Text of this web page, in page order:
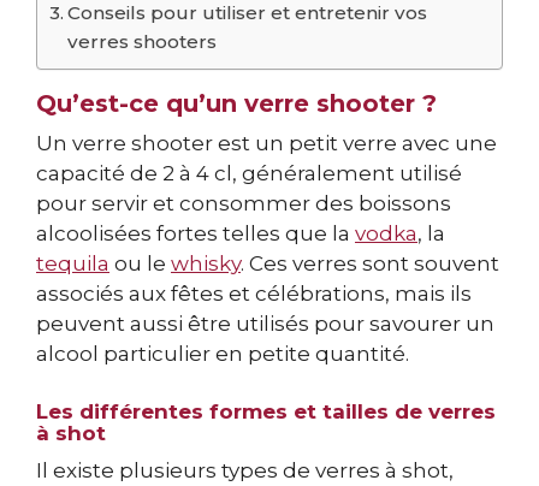
Conseils pour utiliser et entretenir vos
verres shooters
Qu’est-ce qu’un verre shooter ?
Un verre shooter est un petit verre avec une
capacité de 2 à 4 cl, généralement utilisé
pour servir et consommer des boissons
alcoolisées fortes telles que la vodka, la
tequila ou le whisky. Ces verres sont souvent
associés aux fêtes et célébrations, mais ils
peuvent aussi être utilisés pour savourer un
alcool particulier en petite quantité.
Les différentes formes et tailles de verres
à shot
Il existe plusieurs types de verres à shot,